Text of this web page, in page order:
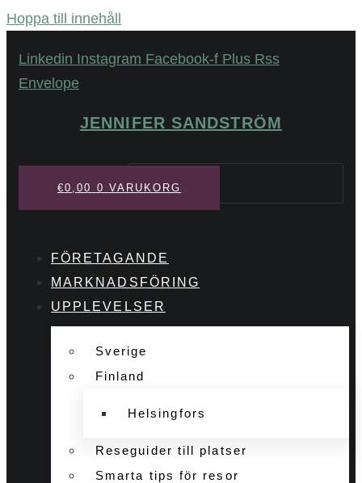
Hoppa till innehåll
Linkedin Instagram Facebook-f Plus Rss
Envelope
JENNIFER SANDSTRÖM
Sök
€0,00 0 VARUKORG
FÖRETAGANDE
MARKNADSFÖRING
UPPLEVELSER
Sverige
Finland
Helsingfors
Reseguider till platser
Smarta tips för resor